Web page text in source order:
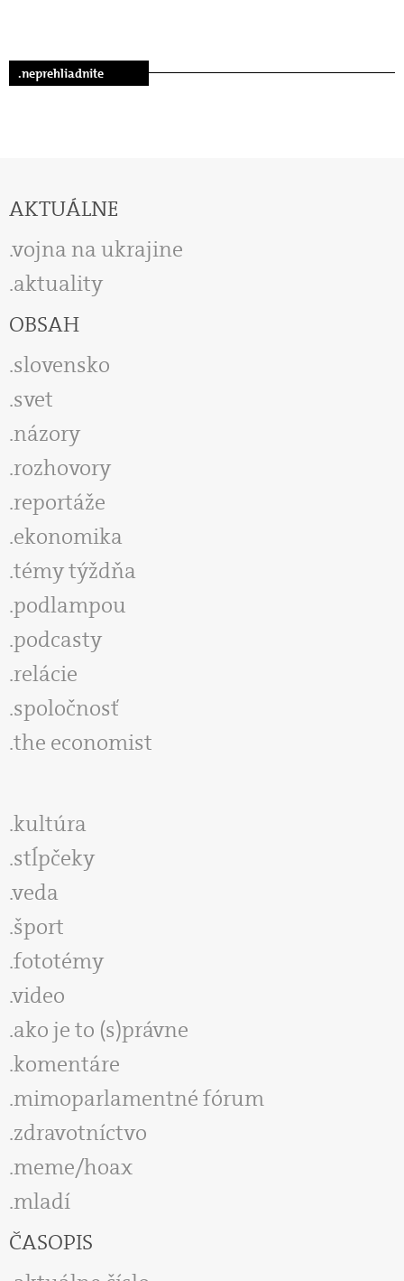
.neprehliadnite
AKTUÁLNE
vojna na ukrajine
aktuality
OBSAH
slovensko
svet
názory
rozhovory
reportáže
ekonomika
témy týždňa
podlampou
podcasty
relácie
spoločnosť
the economist
kultúra
stĺpčeky
veda
šport
fototémy
video
ako je to (s)právne
komentáre
mimoparlamentné fórum
zdravotníctvo
meme/hoax
mladí
ČASOPIS